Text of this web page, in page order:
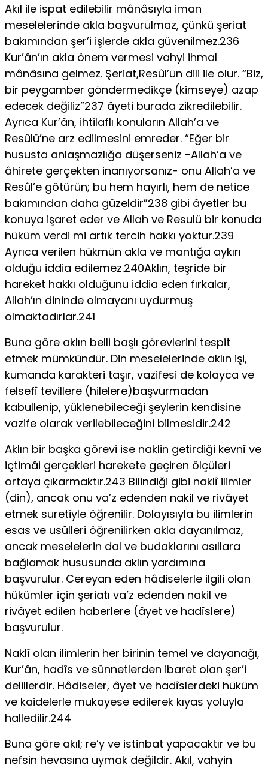
Akıl ile ispat edilebilir mânâsıyla iman
meselelerinde akla başvurulmaz, çünkü şeriat
bakımından şer’i işlerde akla güvenilmez.236
Kur’ân’ın akla önem vermesi vahyi ihmal
mânâsına gelmez. Şeriat,Resûl’ün dili ile olur. “Biz,
bir peygamber göndermedikçe (kimseye) azap
edecek değiliz”237 âyeti burada zikredilebilir.
Ayrıca Kur’ân, ihtilaflı konuların Allah’a ve
Resûlü’ne arz edilmesini emreder. “Eğer bir
hususta anlaşmazlığa düşerseniz -Allah’a ve
âhirete gerçekten inanıyorsanız- onu Allah’a ve
Resûl’e götürün; bu hem hayırlı, hem de netice
bakımından daha güzeldir”238 gibi âyetler bu
konuya işaret eder ve Allah ve Resulü bir konuda
hüküm verdi mi artık tercih hakkı yoktur.239
Ayrıca verilen hükmün akla ve mantığa aykırı
olduğu iddia edilemez.240Aklın, teşride bir
hareket hakkı olduğunu iddia eden fırkalar,
Allah’ın dininde olmayanı uydurmuş
olmaktadırlar.241
Buna göre aklın belli başlı görevlerini tespit
etmek mümkündür. Din meselelerinde aklın işi,
kumanda karakteri taşır, vazifesi de kolayca ve
felsefî tevillere (hilelere)başvurmadan
kabullenip, yüklenebileceği şeylerin kendisine
vazife olarak verilebileceğini bilmesidir.242
Aklın bir başka görevi ise naklin getirdiği kevnî ve
içtimâi gerçekleri harekete geçiren ölçüleri
ortaya çıkarmaktır.243 Bilindiği gibi naklî ilimler
(din), ancak onu va’z edenden nakil ve rivâyet
etmek suretiyle öğrenilir. Dolayısıyla bu ilimlerin
esas ve usûlleri öğrenilirken akla dayanılmaz,
ancak meselelerin dal ve budaklarını asıllara
bağlamak hususunda aklın yardımına
başvurulur. Cereyan eden hâdiselerle ilgili olan
hükümler için şeriatı va’z edenden nakil ve
rivâyet edilen haberlere (âyet ve hadîslere)
başvurulur.
Naklî olan ilimlerin her birinin temel ve dayanağı,
Kur’ân, hadîs ve sünnetlerden ibaret olan şer’i
delillerdir. Hâdiseler, âyet ve hadîslerdeki hüküm
ve kaidelerle mukayese edilerek kıyas yoluyla
halledilir.244
Buna göre akıl; re’y ve istinbat yapacaktır ve bu
nefsin hevasına uymak değildir. Akıl, vahyin